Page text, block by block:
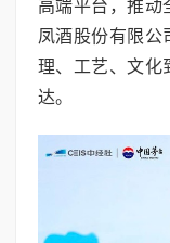
高端平台，推动
凤酒股份有限公
理、工艺、文化
达。